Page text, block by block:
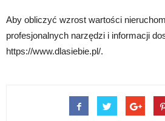
Aby obliczyć wzrost wartości
profesjonalnych narzędzi i informacji
https://www.dlasiebie.pl/.